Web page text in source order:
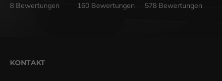
8 Bewertungen 160 Bewertungen 578 Bewertungen
KONTAKT